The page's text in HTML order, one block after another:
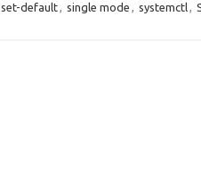
set-default, single mode , systemctl,